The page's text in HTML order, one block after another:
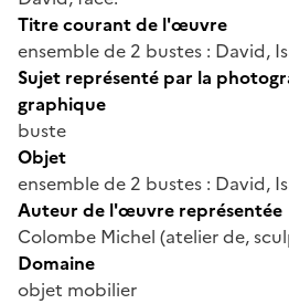
Titre courant de l'œuvre
ensemble de 2 bustes : David,
Sujet représenté par la
graphique
buste
Objet
ensemble de 2 bustes : David,
Auteur de l'œuvre représentée
Colombe Michel (atelier de,
Domaine
objet mobilier